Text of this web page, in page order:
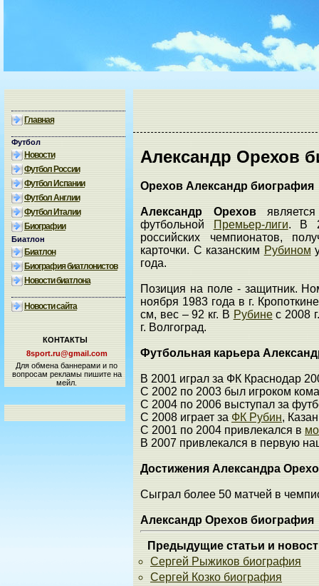
Главная
Футбол
Новости
Футбол России
Футбол Испании
Футбол Англии
Футбол Италии
Биографии
Биатлон
Биатлон
Биография биатлонистов
Новости биатлона
Новости сайта
КОНТАКТЫ
8sport.ru@gmail.com
Для обмена баннерами и по
вопросам рекламы пишите на
мейл.
Александр Орехов
Орехов Александр биография
Александр Орехов
футбольной
Премьер-лиги. В
российских чемпионатов,
карточки. С казанским Рубином
года.
Позиция на поле - защитник.
ноября 1983 года в г.
см, вес – 92 кг. В Рубинес 2008
г. Волгоград.
Футбольная карьера
В 2001 играл за ФК Краснодар
С 2002 по 2003 был игроком
С 2004 по 2006 выступал за
С 2008 играет за ФК Рубин,
С 2001 по 2004 привлекался в
В 2007 привлекался в первую
Достижения Александра
Сыграл более 50 матчей в
Александр Орехов биография
Предыдущие статьи и
Сергей Рыжиков биография
Сергей Козко биография